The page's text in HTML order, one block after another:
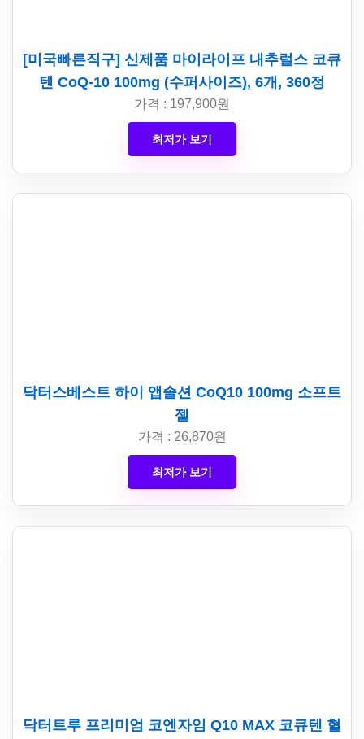
[미국빠른직구] 신제품 마이라이프 내추럴스 코큐
텐 CoQ-10 100mg (수퍼사이즈), 6개, 360정
가격 : 197,900원
최저가 보기
닥터스베스트 하이 앱솔션 CoQ10 100mg 소프트
젤
가격 : 26,870원
최저가 보기
닥터트루 프리미엄 코엔자임 Q10 MAX 코큐텐 혈